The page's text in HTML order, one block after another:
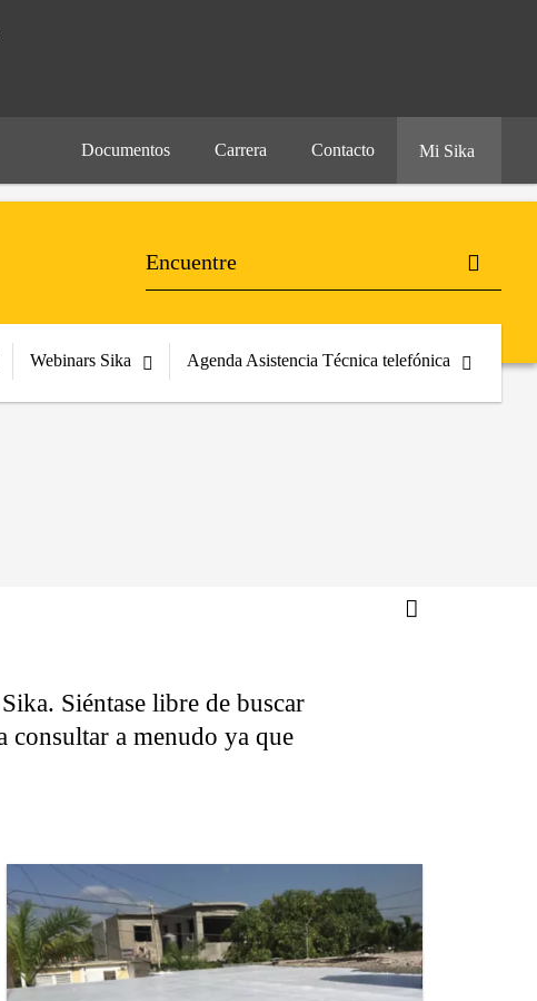
Documentos Carrera Contacto Mi Sika
Webinars Sika Agenda Asistencia Técnica telefónica
Siéntase libre de buscar
consultar a menudo ya que